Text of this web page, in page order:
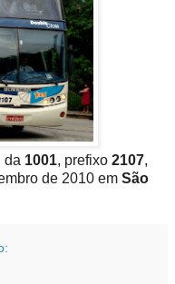
da 1001, prefixo 2107,
de 2010 em São